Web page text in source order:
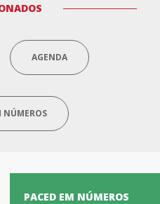
AGENDA
NÚMEROS
PACED EM NÚMEROS